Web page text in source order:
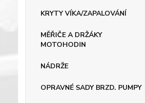
KRYTY VÍKA/ZAPALOVÁNÍ
MĚŘIČE A DRŽÁKY
MOTOHODIN
NÁDRŽE
OPRAVNÉ SADY BRZD. PUMPY